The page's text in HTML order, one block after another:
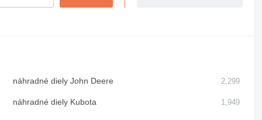
náhradné diely John Deere 2,299
náhradné diely Kubota 1,949